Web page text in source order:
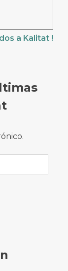
a Kalitat !